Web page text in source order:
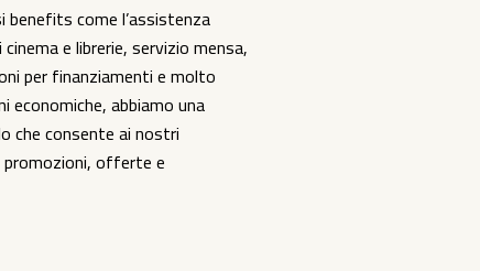
come l’assistenza
e librerie, servizio mensa,
per finanziamenti e molto
abbiamo una
che consente ai nostri
offerte e